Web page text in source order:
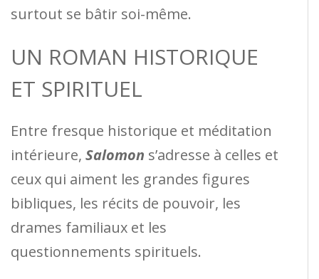
surtout se bâtir soi-même.
UN ROMAN HISTORIQUE
ET SPIRITUEL
Entre fresque historique et méditation
intérieure, Salomon s’adresse à celles et
ceux qui aiment les grandes figures
bibliques, les récits de pouvoir, les
drames familiaux et les
questionnements spirituels.